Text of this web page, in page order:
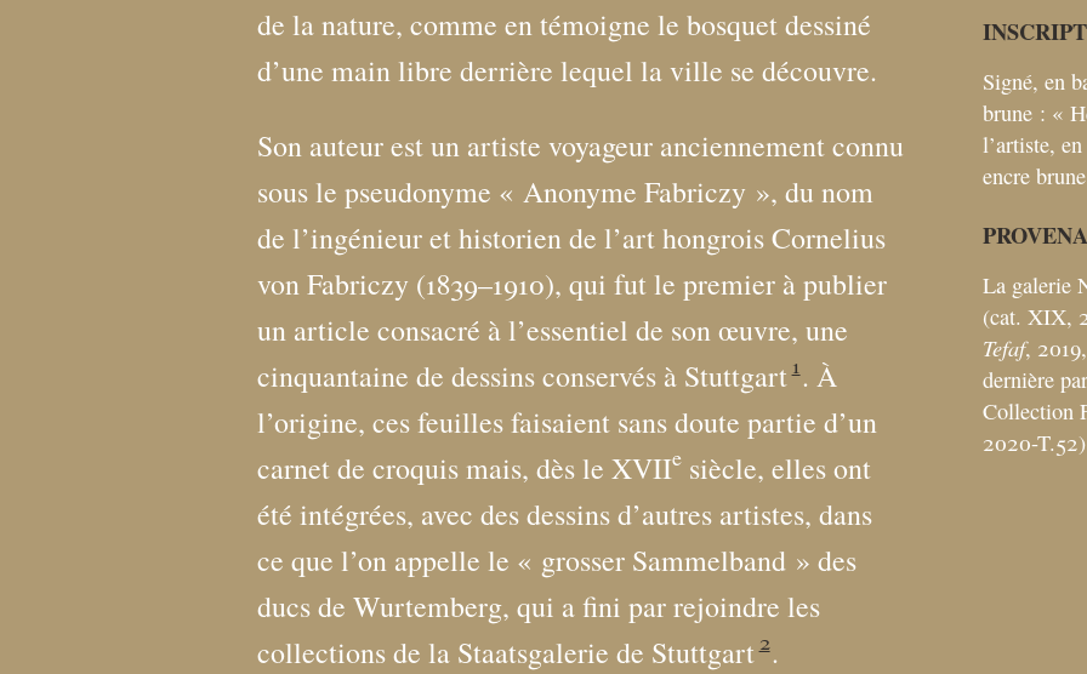
de la nature, comme en témoigne le bosquet dessiné
d’une main libre derrière lequel la ville se découvre.
Son auteur est un artiste voyageur anciennement connu
sous le pseudonyme « Anonyme Fabriczy », du nom
de l’ingénieur et historien de l’art hongrois Cornelius
von Fabriczy (1839–1910), qui fut le premier à publier
un article consacré à l’essentiel de son œuvre, une
cinquantaine de dessins conservés à Stuttgart 1. À
l’origine, ces feuilles faisaient sans doute partie d’un
carnet de croquis mais, dès le XVIIe siècle, elles ont
été intégrées, avec des dessins d’autres artistes, dans
ce que l’on appelle le « grosser Sammelband » des
ducs de Wurtemberg, qui a fini par rejoindre les
collections de la Staatsgalerie de Stuttgart 2.
Signé, en
brune : «
l’artiste,
encre
La galerie
(cat. XIX,
Tefaf,
dernière
Collection
2020-T.52)